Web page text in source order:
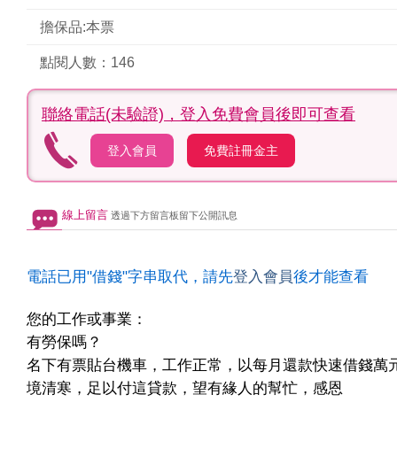
擔保品:本票
點閱人數：146
聯絡電話(未驗證)， 登入免費會員後即可查看
登入會員 免費註冊金主
線上留言 透過下方留言板留下公開訊息
電話已用"借錢"字串取代，請先登入會員後才能查看
您的工作或事業：
有勞保嗎？
名下有票貼台機車，工作正常，以每月還款快速借錢萬
境清寒，足以付這貸款，望有緣人的幫忙，感恩